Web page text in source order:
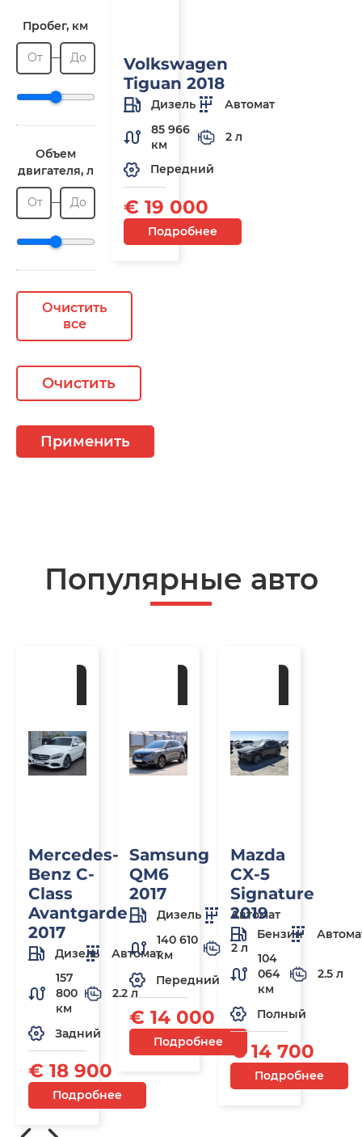
Пробег, км
От До
Объем
двигателя, л
От До
Очистить
все
Очистить
Применить
Volkswagen
Tiguan 2018
Дизель
Автомат
85 966
км
2 л
Передний
€ 19 000
Подробнее
Популярные авто
Mercedes-
Benz C-
Class
Avantgarde
2017
Дизель
Автомат
157
800
км
2.2 л
Задний
€ 18 900
Подробнее
Samsung
QM6
2017
Дизель
Автомат
140 610
км
2 л
Передний
€ 14 000
Подробнее
Mazda
CX-5
Signature
2019
Бензин
104
064
км
2.5 л
Полный
€ 14 700
Подробнее